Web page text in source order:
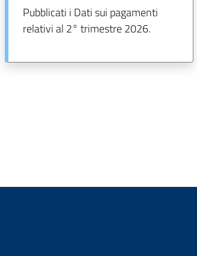
Pubblicati i Dati sui pagamenti
relativi al 2° trimestre 2026.